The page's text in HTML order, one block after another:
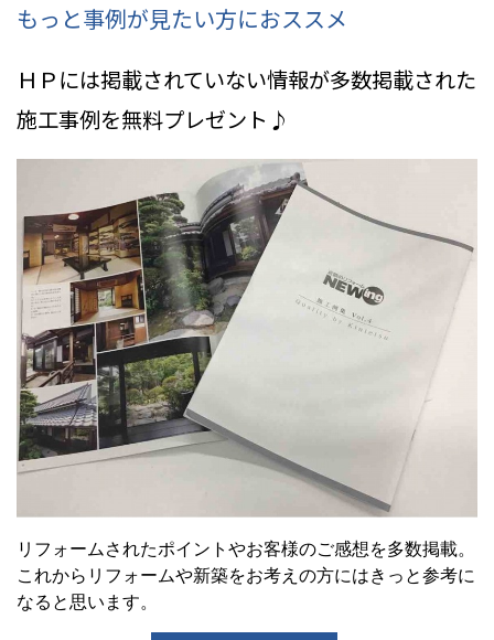
もっと事例が見たい方におススメ
ＨＰには掲載されていない情報が多数掲載された
施工事例を無料プレゼント♪
リフォームされたポイントやお客様のご感想を多数掲載。
これからリフォームや新築をお考えの方にはきっと参考に
なると思います。